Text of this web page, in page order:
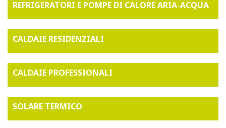
REFRIGERATORI E POMPE DI CALORE ARIA-ACQUA
CALDAIE RESIDENZIALI
CALDAIE PROFESSIONALI
SOLARE TERMICO